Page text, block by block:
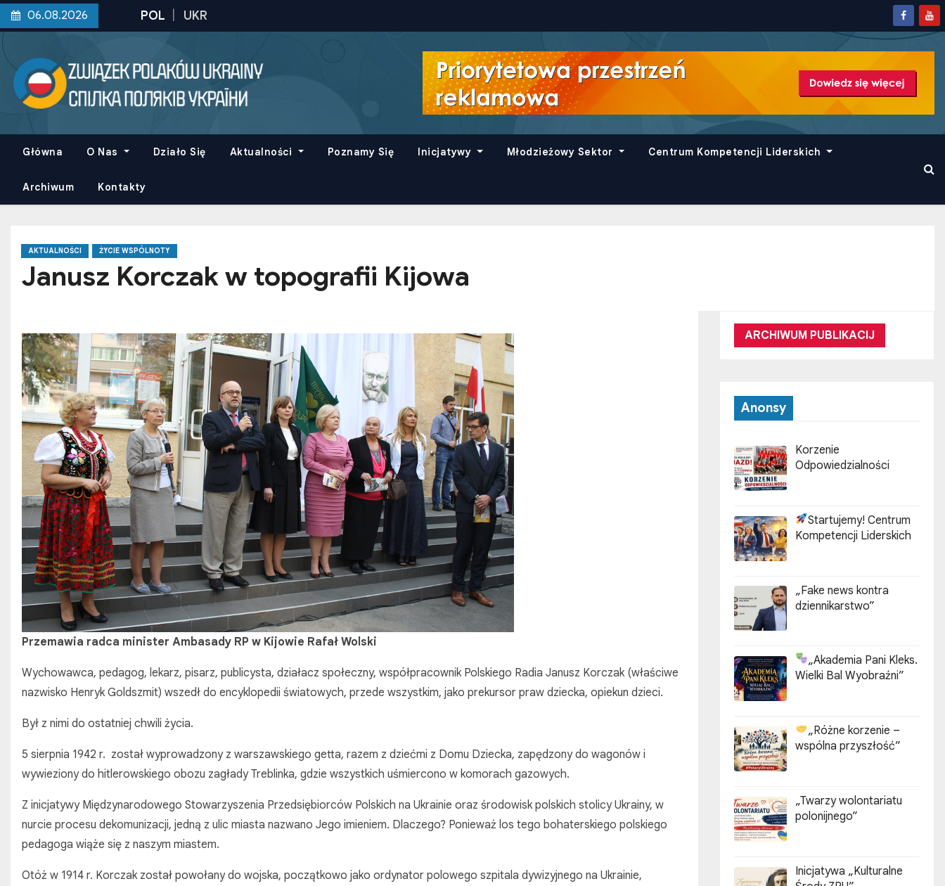
k
e
06.08.2026
Główna O Nas Działo Się Aktualności Poznamy Się Inicjatywy Młodzieżowy Sektor Centrum Kompetencji Liderskich
Archiwum Kontakty
AKTUALNOŚCI ŻYCIE WSPÓLNOTY
Janusz Korczak w topografii Kijowa
Przemawia radca minister Ambasady RP w Kijowie Rafał Wolski
Wychowawca, pedagog, lekarz, pisarz, publicysta, działacz społeczny, współpracownik Polskiego Radia Janusz Korczak (właściwe
nazwisko Henryk Goldszmit) wszedł do encyklopedii światowych, przede wszystkim, jako prekursor praw dziecka, opiekun dzieci.
Był z nimi do ostatniej chwili życia.
5 sierpnia 1942 r. został wyprowadzony z warszawskiego getta, razem z dziećmi z Domu Dziecka, zapędzony do wagonów i
wywieziony do hitlerowskiego obozu zagłady Treblinka, gdzie wszystkich uśmiercono w komorach gazowych.
Z inicjatywy Międzynarodowego Stowarzyszenia Przedsiębiorców Polskich na Ukrainie oraz środowisk polskich stolicy Ukrainy, w
nurcie procesu dekomunizacji, jedną z ulic miasta nazwano Jego imieniem. Dlaczego? Ponieważ los tego bohaterskiego polskiego
pedagoga wiąże się z naszym miastem.
Otóż w 1914 r. Korczak został powołany do wojska, początkowo jako ordynator polowego szpitala dywizyjnego na Ukrainie,
ARCHIWUM PUBLIKACIJ
Anonsy
Korzenie
Odpowiedzialności
Startujemy! Centrum
Kompetencji Liderskich
„Fake news kontra
dziennikarstwo”
„Akademia Pani Kleks.
Wielki Bal Wyobraźni”
„Różne korzenie –
wspólna przyszłość”
„Twarzy wolontariatu
polonijnego”
Inicjatywa „Kulturalne